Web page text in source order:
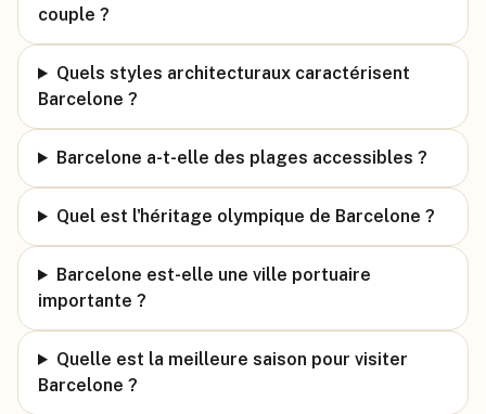
couple ?
Quels styles architecturaux caractérisent
Barcelone ?
Barcelone a-t-elle des plages accessibles ?
Quel est l'héritage olympique de Barcelone ?
Barcelone est-elle une ville portuaire
importante ?
Quelle est la meilleure saison pour visiter
Barcelone ?